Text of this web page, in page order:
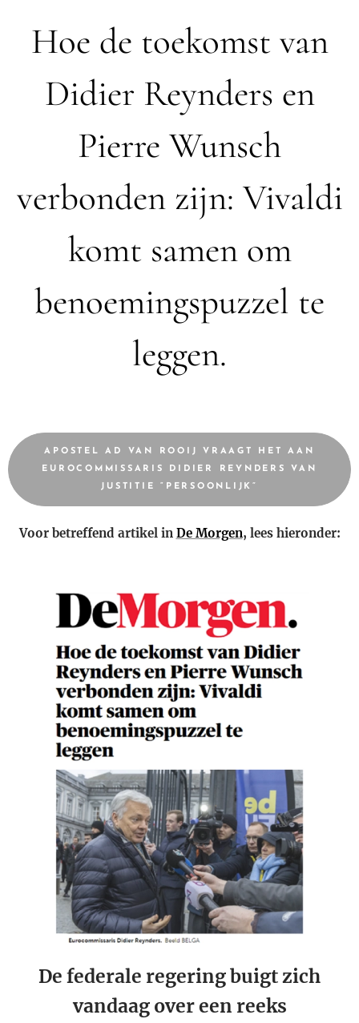
Hoe de toekomst van
Didier Reynders en
Pierre Wunsch
verbonden zijn: Vivaldi
komt samen om
benoemingspuzzel te
leggen.
APOSTEL AD VAN ROOIJ VRAAGT HET AAN
EUROCOMMISSARIS DIDIER REYNDERS VAN
JUSTITIE “PERSOONLIJK”
Voor betreffend artikel in De Morgen, lees hieronder:
De federale regering buigt zich
vandaag over een reeks